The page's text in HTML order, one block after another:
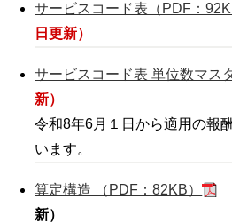
サービスコード表（PDF：
日更新）
サービスコード表 単位数マス
新）
令和8年6月１日から適用の報
います。
算定構造 （PDF：82KB）
新）